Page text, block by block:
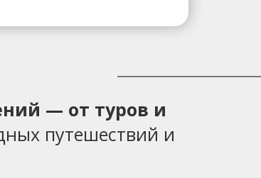
— от туров и
путешествий и